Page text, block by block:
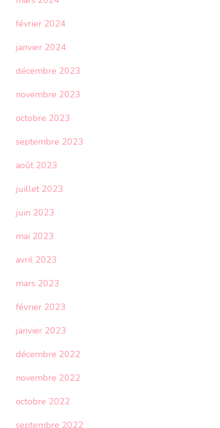
février 2024
janvier 2024
décembre 2023
novembre 2023
octobre 2023
septembre 2023
août 2023
juillet 2023
juin 2023
mai 2023
avril 2023
mars 2023
février 2023
janvier 2023
décembre 2022
novembre 2022
octobre 2022
septembre 2022